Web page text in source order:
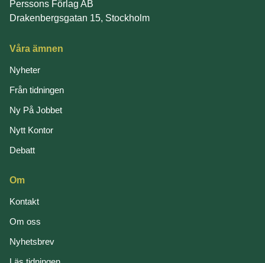
Perssons Förlag AB
Drakenbergsgatan 15, Stockholm
Våra ämnen
Nyheter
Från tidningen
Ny På Jobbet
Nytt Kontor
Debatt
Om
Kontakt
Om oss
Nyhetsbrev